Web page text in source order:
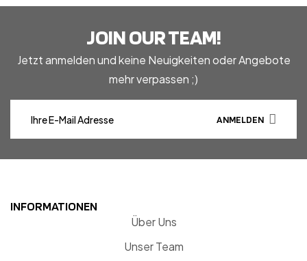
JOIN OUR TEAM!
Jetzt anmelden und keine Neuigkeiten oder Angebote
mehr verpassen ;)
ANMELDEN
INFORMATIONEN
Über Uns
Unser Team